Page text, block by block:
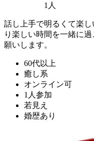
1人
話し上手で明るくて楽
り楽しい時間を一緒に
願いします。
60代以上
癒し系
オンライン可
1人参加
若見え
婚歴あり